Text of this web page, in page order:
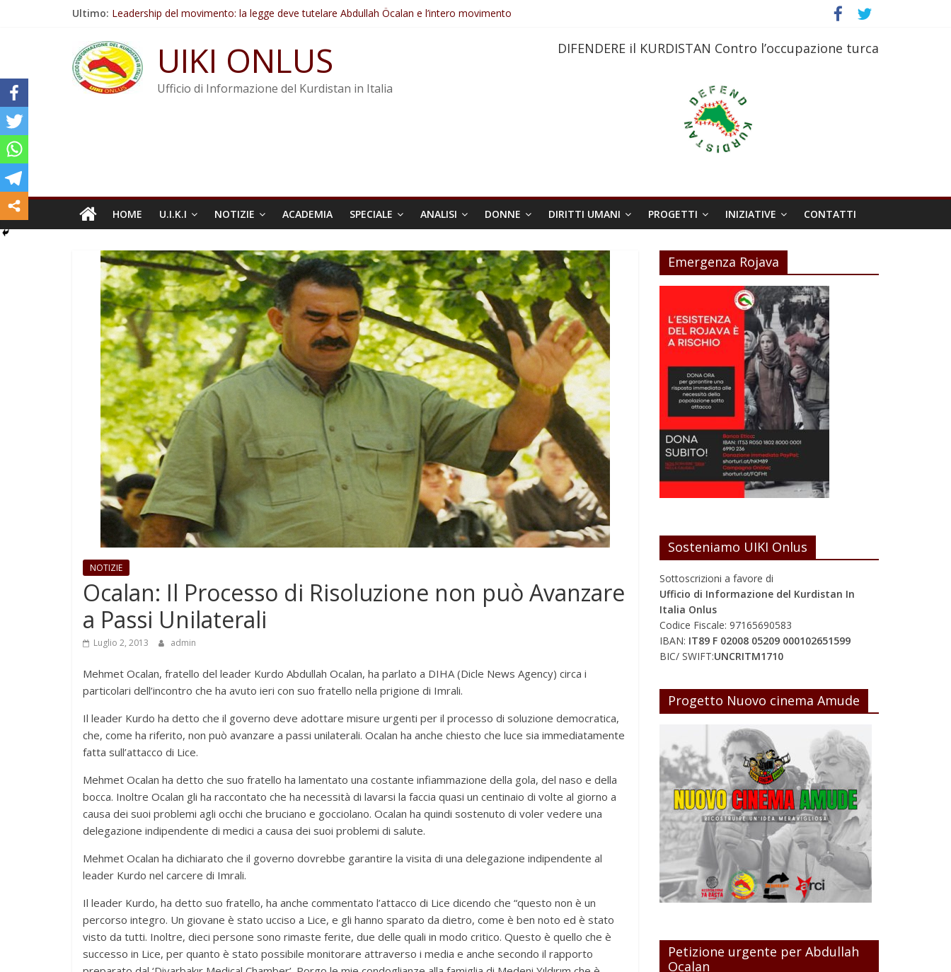
Ultimo: Leadership del movimento: la legge deve tutelare Abdullah Öcalan e l’intero movimento
Non tenere conto della situazione di Rêber Apo ostacolerebbe l’attuazione della legge
Il KNK chiede un’azione internazionale contro i crimini di guerra dell’Iran
Abdullah Öcalan: Le legge negativa deve essere trasformata in legge positiva
UIKI ONLUS
Ufficio di Informazione del Kurdistan in Italia
DIFENDERE il KURDISTAN Contro l’occupazione turca
HOME U.I.K.I NOTIZIE ACADEMIA SPECIALE ANALISI DONNE DIRITTI UMANI PROGETTI INIZIATIVE CONTATTI
NOTIZIE
Ocalan: Il Processo di Risoluzione non può Avanzare
a Passi Unilaterali
Luglio 2, 2013 admin
Mehmet Ocalan, fratello del leader Kurdo Abdullah Ocalan, ha parlato a DIHA (Dicle News Agency) circa i
particolari dell’incontro che ha avuto ieri con suo fratello nella prigione di Imrali.
Il leader Kurdo ha detto che il governo deve adottare misure urgenti per il processo di soluzione democratica,
che, come ha riferito, non può avanzare a passi unilaterali. Ocalan ha anche chiesto che luce sia immediatamente
fatta sull’attacco di Lice.
Mehmet Ocalan ha detto che suo fratello ha lamentato una costante infiammazione della gola, del naso e della
bocca. Inoltre Ocalan gli ha raccontato che ha necessità di lavarsi la faccia quasi un centinaio di volte al giorno a
causa dei suoi problemi agli occhi che bruciano e gocciolano. Ocalan ha quindi sostenuto di voler vedere una
delegazione indipendente di medici a causa dei suoi problemi di salute.
Mehmet Ocalan ha dichiarato che il governo dovrebbe garantire la visita di una delegazione indipendente al
leader Kurdo nel carcere di Imrali.
Il leader Kurdo, ha detto suo fratello, ha anche commentato l’attacco di Lice dicendo che “questo non è un
percorso integro. Un giovane è stato ucciso a Lice, e gli hanno sparato da dietro, come è ben noto ed è stato
visto da tutti. Inoltre, dieci persone sono rimaste ferite, due delle quali in modo critico. Questo è quello che è
successo in Lice, per quanto è stato possibile monitorare attraverso i media e anche secondo il rapporto
Emergenza Rojava
Sosteniamo UIKI Onlus
Sottoscrizioni a favore di
Ufficio di Informazione del Kurdistan In
Italia Onlus
Codice Fiscale: 97165690583
IBAN: IT89 F 02008 05209 000102651599
BIC/ SWIFT:UNCRITM1710
Progetto Nuovo cinema Amude
Petizione urgente per Abdullah
Ocalan